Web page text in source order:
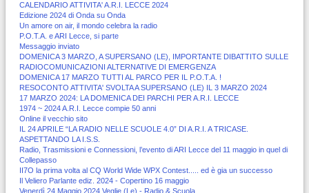
CALENDARIO ATTIVITA' A.R.I. LECCE 2024
Edizione 2024 di Onda su Onda
Un amore on air, il mondo celebra la radio
P.O.T.A. e ARI Lecce, si parte
Messaggio inviato
DOMENICA 3 MARZO, A SUPERSANO (LE), IMPORTANTE DIBATTITO SULLE
RADIOCOMUNICAZIONI ALTERNATIVE DI EMERGENZA
DOMENICA 17 MARZO TUTTI AL PARCO PER IL P.O.T.A. !
RESOCONTO ATTIVITA' SVOLTA A SUPERSANO (LE) IL 3 MARZO 2024
17 MARZO 2024: LA DOMENICA DEI PARCHI PER A.R.I. LECCE
1974 ~ 2024 A.R.I. Lecce compie 50 anni
Online il vecchio sito
IL 24 APRILE “LA RADIO NELLE SCUOLE 4.0” DI A.R.I. A TRICASE.
ASPETTANDO LA I.S.S.
Radio, Trasmissioni e Connessioni, l’evento di ARI Lecce del 11 maggio in quel di
Collepasso
II7O la prima volta al CQ World Wide WPX Contest..... ed è gia un successo
Il Veliero Parlante ediz. 2024 - Copertino 16 maggio
Venerdì 24 Maggio 2024 Veglie (Le) - Radio & Scuola